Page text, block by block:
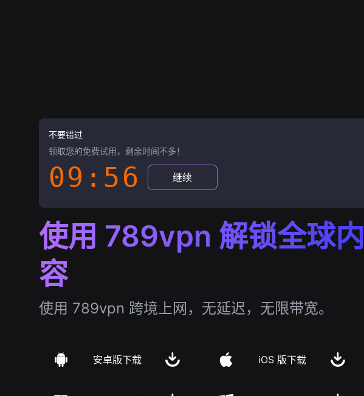
不要错过
领取您的免费试用，剩余时间不多！
09:55 继续
使用 789vpn 解锁全球内
容
使用 789vpn 跨境上网，无延迟，无限带宽。
安卓版下载 iOS 版下载